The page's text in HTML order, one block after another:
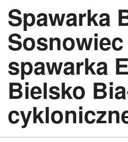
Spawarka
spawarka
Bielsko